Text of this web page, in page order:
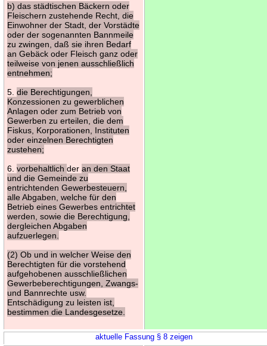
b) das städtischen Bäckern oder
Fleischern zustehende Recht, die
Einwohner der Stadt, der Vorstädte
oder der sogenannten Bannmeile
zu zwingen, daß sie ihren Bedarf
an Gebäck oder Fleisch ganz oder
teilweise von jenen ausschließlich
entnehmen;
5.die Berechtigungen,
Konzessionen zu gewerblichen
Anlagen oder zum Betrieb von
Gewerben zu erteilen, die dem
Fiskus, Korporationen, Instituten
oder einzelnen Berechtigten
zustehen;
6.vorbehaltlichderan den Staat
und die Gemeinde zu
entrichtenden Gewerbesteuern,
alle Abgaben, welche für den
Betrieb eines Gewerbes entrichtet
werden, sowie die Berechtigung,
dergleichen Abgaben
aufzuerlegen.
(2) Ob und in welcher Weise den
Berechtigten für die vorstehend
aufgehobenen ausschließlichen
Gewerbeberechtigungen, Zwangs-
und Bannrechte usw.
Entschädigung zu leisten ist,
bestimmen die Landesgesetze.
aktuelle Fassung § 8 zeigen